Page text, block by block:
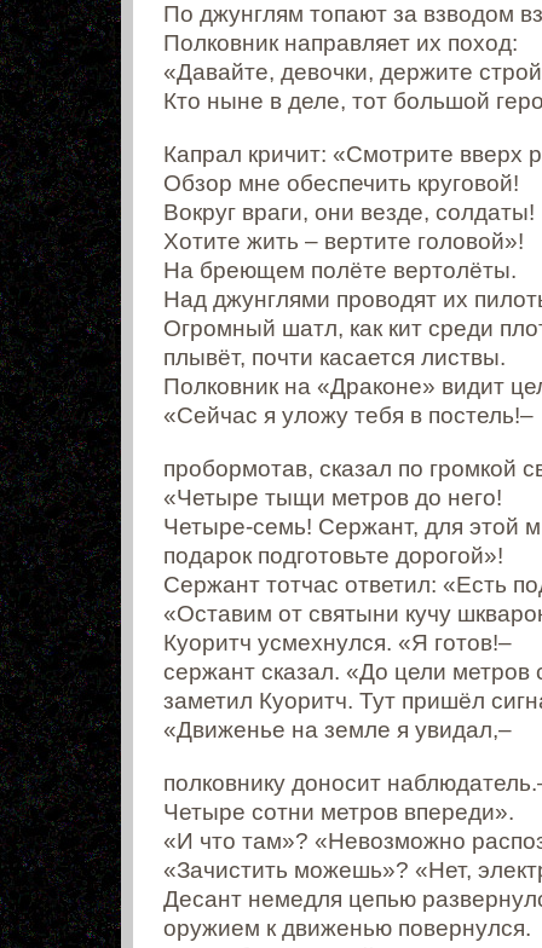
По джунглям топают за взводом
Полковник направляет их поход:
«Давайте, девочки, держите
Кто ныне в деле, тот большой
Капрал кричит: «Смотрите вверх
Обзор мне обеспечить круговой!
Вокруг враги, они везде, солдаты!
Хотите жить – вертите головой»!
На бреющем полёте вертолёты.
Над джунглями проводят их
Огромный шатл, как кит среди
плывёт, почти касается листвы.
Полковник на «Драконе» видит
«Сейчас я уложу тебя в постель!–
пробормотав, сказал по громкой
«Четыре тыщи метров до него!
Четыре-семь! Сержант, для этой
подарок подготовьте дорогой»!
Сержант тотчас ответил: «Есть
«Оставим от святыни кучу
Куоритч усмехнулся. «Я готов!–
сержант сказал. «До цели метров
заметил Куоритч. Тут пришёл
«Движенье на земле я увидал,–
полковнику доносит
Четыре сотни метров впереди».
«И что там»? «Невозможно
«Зачистить можешь»? «Нет,
Десант немедля цепью
оружием к движенью повернулся.